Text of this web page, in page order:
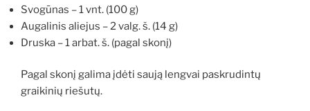
Svogūnas – 1 vnt. (100 g)
Augalinis aliejus – 2 valg. š. (14 g)
Druska – 1 arbat. š. (pagal skonį)
Pagal skonį galima įdėti saują lengvai paskrudintų
graikinių riešutų.